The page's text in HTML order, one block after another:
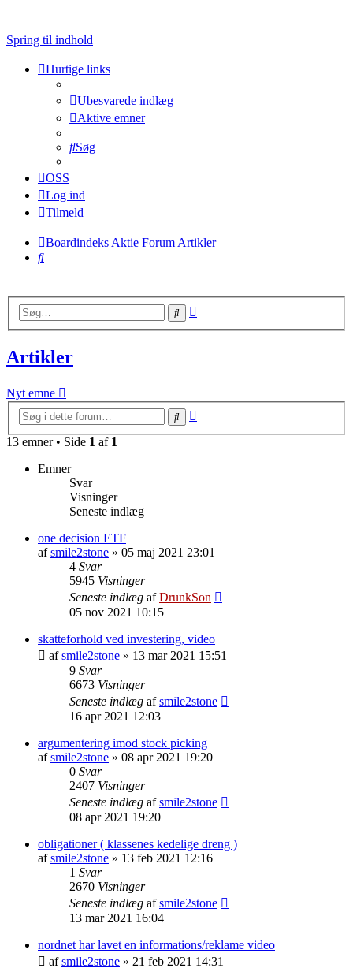
Spring til indhold
Hurtige links
Ubesvarede indlæg
Aktive emner
Søg
OSS
Log ind
Tilmeld
Boardindeks Aktie Forum Artikler
Søg
Søg
Artikler
Nyt emne
Søg
13 emner • Side 1 af 1
Emner
Svar
Visninger
Seneste indlæg
one decision ETF
afsmile2stone » 05 maj 2021 23:01
4 Svar
5945 Visninger
Seneste indlæg afDrunkSon
05 nov 2021 10:15
skatteforhold ved investering, video
afsmile2stone » 13 mar 2021 15:51
9 Svar
6673 Visninger
Seneste indlæg afsmile2stone
16 apr 2021 12:03
argumentering imod stock picking
afsmile2stone » 08 apr 2021 19:20
0 Svar
2407 Visninger
Seneste indlæg afsmile2stone
08 apr 2021 19:20
obligationer ( klassenes kedelige dreng )
afsmile2stone » 13 feb 2021 12:16
1 Svar
2670 Visninger
Seneste indlæg afsmile2stone
13 mar 2021 16:04
nordnet har lavet en informations/reklame video
afsmile2stone » 21 feb 2021 14:31